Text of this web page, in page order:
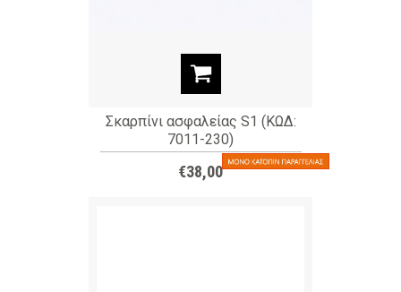
Σκαρπίνι ασφαλείας S1 (ΚΩΔ:
7011-230)
€38,00